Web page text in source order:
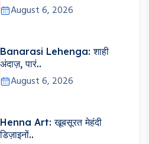
August 6, 2026
Banarasi Lehenga: शाही
अंदाज़, पारं..
August 6, 2026
Henna Art: खूबसूरत मेहंदी
डिज़ाइनों..